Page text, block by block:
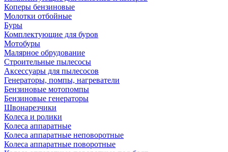
Коперы бензиновые
Молотки отбойные
Буры
Комплектующие для буров
Мотобуры
Малярное обрудование
Строительные пылесосы
Аксессуары для пылесосов
Генераторы, помпы, нагреватели
Бензиновые мотопомпы
Бензиновые генераторы
Швонарезчики
Колеса и ролики
Колеса аппаратные
Колеса аппаратные неповоротные
Колеса аппаратные поворотные